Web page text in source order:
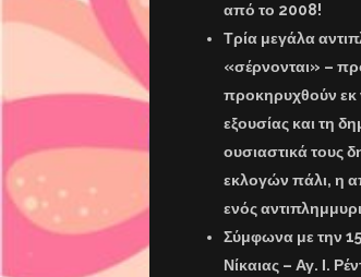
από το 2008!
Τρία μεγάλα
«σέρνονται» –
προκηρυχθούν εκ
εξουσίας και τη
ουσιαστικά τους
εκλογών πάλι, η
ενός
Σύμφωνα με την
Νίκαιας – Αγ. Ι.